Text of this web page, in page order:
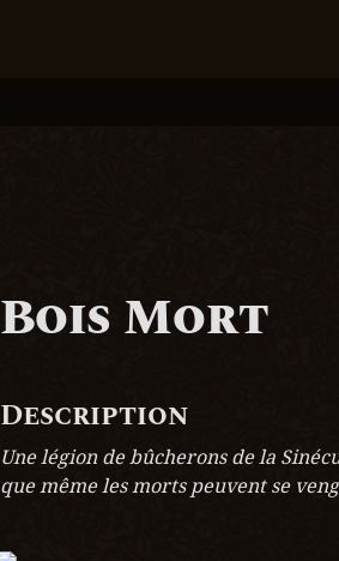
Bois Mort
Description
Une légion de bûcherons de la
que même les morts peuvent se